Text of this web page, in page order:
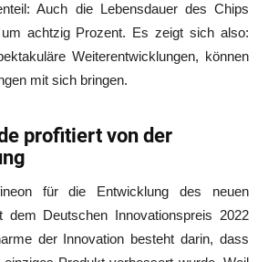
Auch die Lebensdauer des Chips
achtzig Prozent. Es zeigt sich also:
Weiterentwicklungen, können
mit sich bringen.
profitiert von der
für die Entwicklung des neuen
dem Deutschen Innovationspreis 2022
der Innovation besteht darin, dass